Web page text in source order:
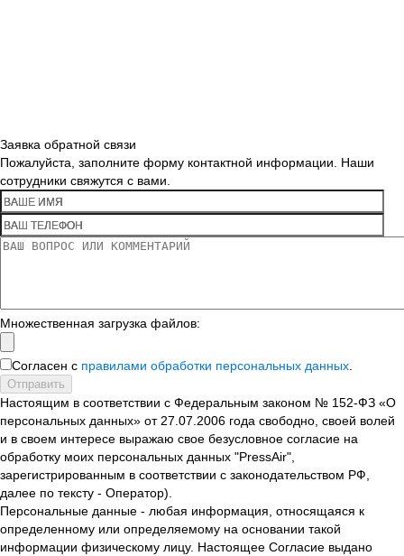
Заявка обратной связи
Пожалуйста, заполните форму контактной информации. Наши
сотрудники свяжутся с вами.
Множественная загрузка файлов:
Согласен с правилами обработки персональных данных.
Отправить
Настоящим в соответствии с Федеральным законом № 152-ФЗ «О
персональных данных» от 27.07.2006 года свободно, своей волей
и в своем интересе выражаю свое безусловное согласие на
обработку моих персональных данных "PressAir",
зарегистрированным в соответствии с законодательством РФ,
далее по тексту - Оператор).
Персональные данные - любая информация, относящаяся к
определенному или определяемому на основании такой
информации физическому лицу. Настоящее Согласие выдано